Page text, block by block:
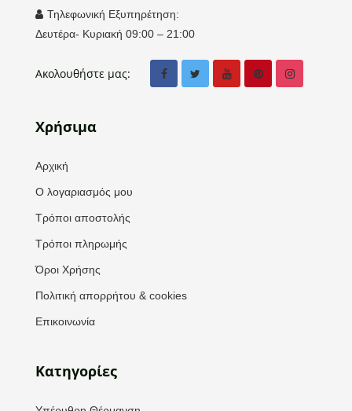
Τηλεφωνική Εξυπηρέτηση:
Δευτέρα- Κυριακή 09:00 – 21:00
Ακολουθήστε μας:
Χρήσιμα
Αρχική
Ο λογαριασμός μου
Τρόποι αποστολής
Τρόποι πληρωμής
Όροι Χρήσης
Πολιτική απορρήτου & cookies
Επικοινωνία
Κατηγορίες